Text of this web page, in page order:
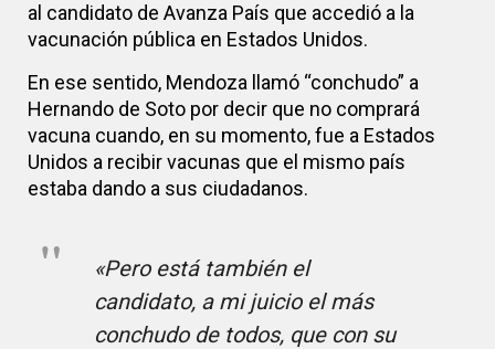
al candidato de Avanza País que accedió a la
vacunación pública en Estados Unidos.
En ese sentido, Mendoza llamó “conchudo” a
Hernando de Soto por decir que no comprará
vacuna cuando, en su momento, fue a Estados
Unidos a recibir vacunas que el mismo país
estaba dando a sus ciudadanos.
«Pero está también el
candidato, a mi juicio el más
conchudo de todos, que con su